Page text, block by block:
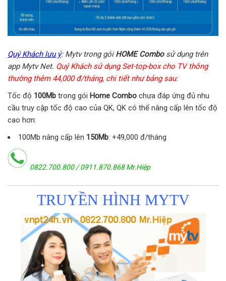
Quý Khách lưu ý: Mytv trong gói HOME Combosử dụng trên
app Mytv Net. Quý Khách sử dụng Set-top-box cho TV thông
thường thêm 44,000 đ/tháng, chi tiết như bảng sau:
Tốc độ 100Mb trong gói Home Combo chưa đáp ứng đủ nhu
cầu truy cập tốc độ cao của QK, QK có thể nâng cấp lên tốc độ
cao hơn:
100Mb nâng cấp lên 150Mb: +49,000 đ/tháng
0822.700.800 / 0911.870.868 Mr.Hiệp
TRUYỀN HÌNH MYTV